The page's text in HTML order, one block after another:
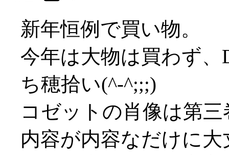
新年恒例で買い物。
今年は大物は買わず
ち穂拾い(^-^;;;)
コゼットの肖像は第
内容が内容なだけに